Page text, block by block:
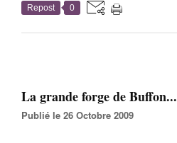
Repost 0
La grande forge de Buffon...
Publié le 26 Octobre 2009